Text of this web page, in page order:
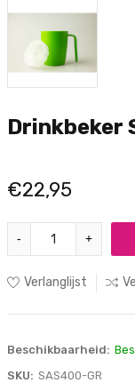
Drinkbeker
€22,95
- +
Verlanglijst
Beschikbaarheid:
SKU: SAS400-GR